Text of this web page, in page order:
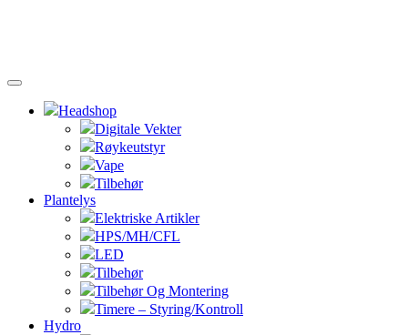
Headshop
Digitale Vekter
Røykeutstyr
Vape
Tilbehør
Plantelys
Elektriske Artikler
HPS/MH/CFL
LED
Tilbehør
Tilbehør Og Montering
Timere – Styring/Kontroll
Hydro